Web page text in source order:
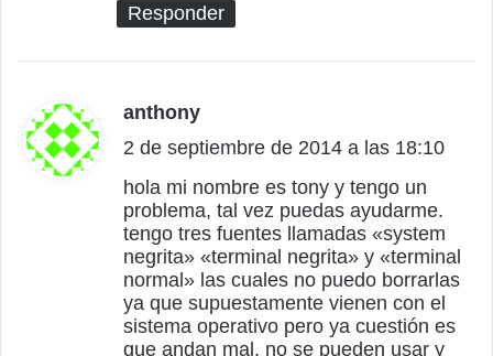
Responder
anthony
i
c
e
:
2 de septiembre de 2014 a las 18:10
hola mi nombre es tony y tengo un
problema, tal vez puedas ayudarme.
tengo tres fuentes llamadas «system
negrita» «terminal negrita» y «terminal
normal» las cuales no puedo borrarlas
ya que supuestamente vienen con el
sistema operativo pero ya cuestión es
que andan mal. no se pueden usar y